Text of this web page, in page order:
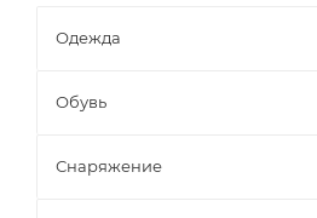
Одежда
Обувь
Снаряжение